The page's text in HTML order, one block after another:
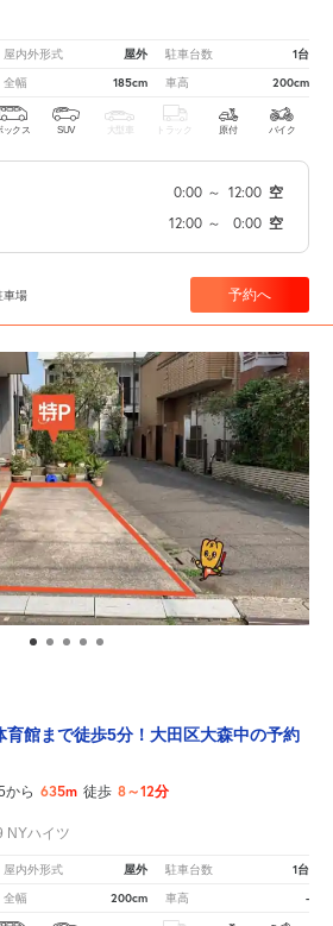
屋内外形式 屋外 駐車台数 1台
全幅 185cm 車高 200cm
ックス SUV 大型車 トラック 原付 バイク
0:00 ～ 12:00 空
12:00 ～ 0:00 空
車場 予約へ
育館まで徒歩5分！大田区大森中の予約
から 635m 徒歩 8～12分
NYハイツ
屋内外形式 屋外 駐車台数 1台
全幅 200cm 車高 -